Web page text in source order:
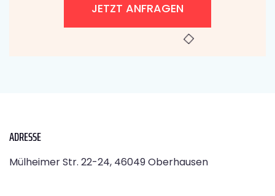
JETZT ANFRAGEN
ADRESSE
Mülheimer Str. 22-24, 46049 Oberhausen